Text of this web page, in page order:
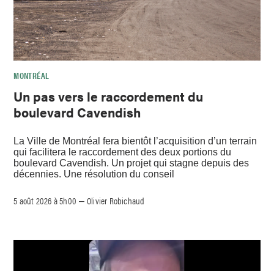
MONTRÉAL
Un pas vers le raccordement du
boulevard Cavendish
La Ville de Montréal fera bientôt l’acquisition d’un terrain
qui facilitera le raccordement des deux portions du
boulevard Cavendish. Un projet qui stagne depuis des
décennies. Une résolution du conseil
5 août 2026 à 5h00 –Olivier Robichaud